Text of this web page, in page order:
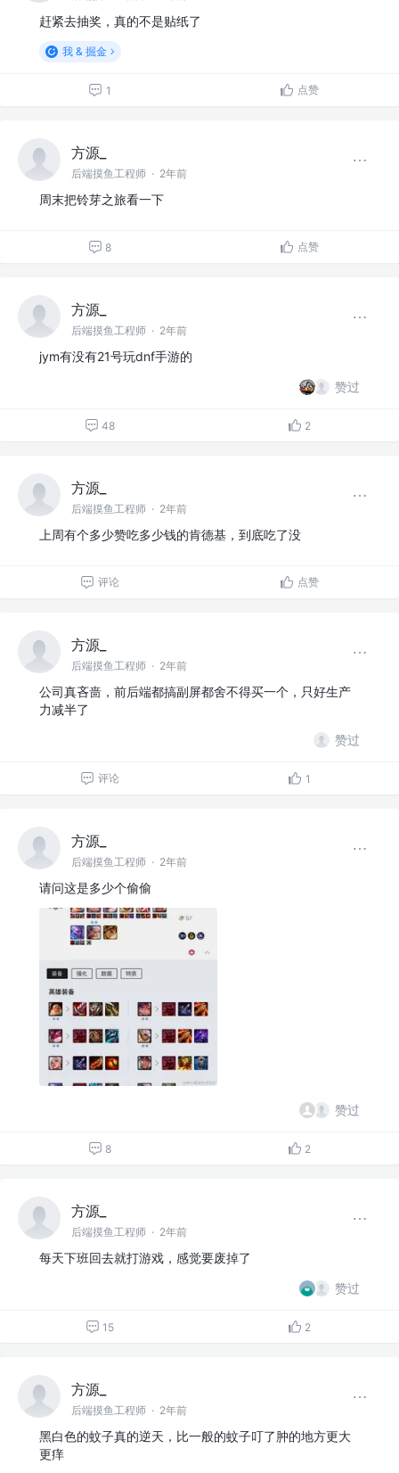
赶紧去抽奖，真的不是贴纸了
我 & 掘金
1 点赞
方源_
后端摸鱼工程师 · 2年前
周末把铃芽之旅看一下
8 点赞
方源_
后端摸鱼工程师 · 2年前
jym有没有21号玩dnf手游的
赞过
48 2
方源_
后端摸鱼工程师 · 2年前
上周有个多少赞吃多少钱的肯德基，到底吃了没
评论 点赞
方源_
后端摸鱼工程师 · 2年前
公司真吝啬，前后端都搞副屏都舍不得买一个，只好生产
力减半了
赞过
评论 1
方源_
后端摸鱼工程师 · 2年前
请问这是多少个偷偷
赞过
8 2
方源_
后端摸鱼工程师 · 2年前
每天下班回去就打游戏，感觉要废掉了
赞过
15 2
方源_
后端摸鱼工程师 · 2年前
黑白色的蚊子真的逆天，比一般的蚊子叮了肿的地方更大
更痒